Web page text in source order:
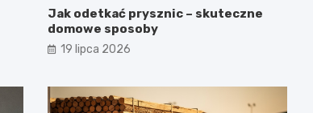
Jak odetkać prysznic – skuteczne
domowe sposoby
19 lipca 2026